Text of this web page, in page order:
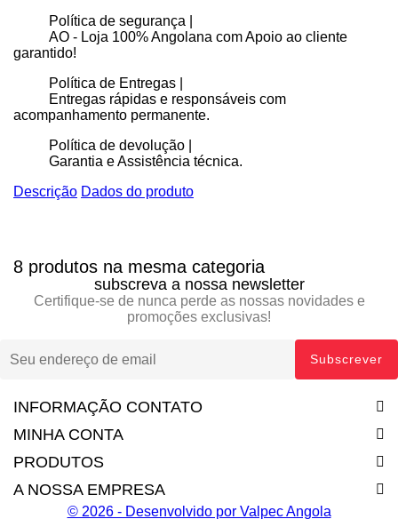
Política de segurança |
AO - Loja 100% Angolana com Apoio ao cliente
garantido!
Política de Entregas |
Entregas rápidas e responsáveis com
acompanhamento permanente.
Política de devolução |
Garantia e Assistência técnica.
Descrição Dados do produto
8 produtos na mesma categoria
subscreva a nossa newsletter
Certifique-se de nunca perde as nossas novidades e
promoções exclusivas!
INFORMAÇÃO CONTATO
MINHA CONTA
PRODUTOS
A NOSSA EMPRESA
© 2026 - Desenvolvido por Valpec Angola